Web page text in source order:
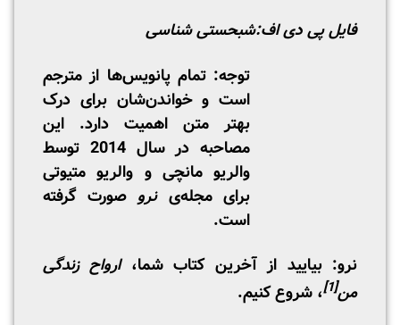
فایل پی دی اف:شبحستی شناسی
توجه: تمام پانویس‌ها از مترجم
است و خواندن‌شان برای درک
بهتر متن اهمیت دارد. این
مصاحبه در سال 2014 توسط
والریو مانچی و والریو متیوتی
برای مجله‌ینروصورت گرفته
است.
نرو: بیایید از آخرین کتاب شما،ارواح زندگی
من[1]
، شروع کنیم.